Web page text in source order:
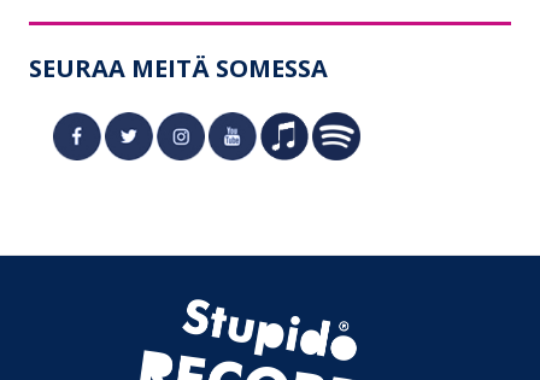
SEURAA MEITÄ SOMESSA